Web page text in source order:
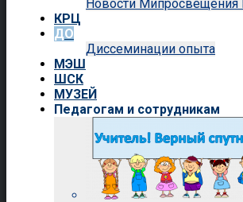
Новости Мипросвещения
КРЦ
ДО
Диссеминации опыта
МЭШ
ШСК
МУЗЕЙ
Педагогам и сотрудникам